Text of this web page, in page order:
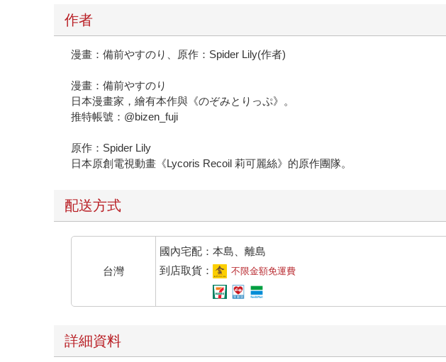
作者
漫畫：備前やすのり、原作：Spider Lily(作者)
漫畫：備前やすのり
日本漫畫家，繪有本作與《のぞみとりっぷ》。
推特帳號：@bizen_fuji
原作：Spider Lily
日本原創電視動畫《Lycoris Recoil 莉可麗絲》的原作團隊。
配送方式
台灣
國內宅配：本島、離島
到店取貨：
不限金額免運費
詳細資料